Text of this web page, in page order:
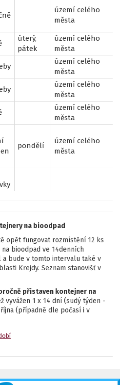
území celého
města
úterý,
pátek
území celého
města
území celého
města
území celého
města
území celého
města
pondělí
území celého
města
na bioodpad
opět fungovat rozmístění 12 ks
bioodpad ve 14denních
bude v tomto intervalu také v
Krejdy. Seznam stanovišť v
přistaven kontejner na
vyvážen 1 x 14 dní (sudý týden -
(případně dle počasí i v